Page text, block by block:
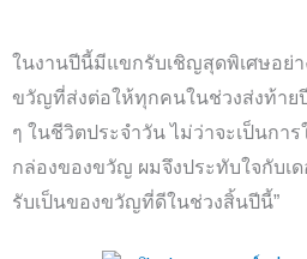
ในงานปีนี้มีแขกรับเชิญสุดพิเศษอย่
ขวัญที่ส่งต่อให้ทุกคนในช่วงส่งท้าย
ๆ ในชีวิตประจำวัน ไม่ว่าจะเป็นกา
กล่องของขวัญ ผมจึงประทับใจกับ
รับเป็นของขวัญที่ดีในช่วงสิ้นปีนี้”